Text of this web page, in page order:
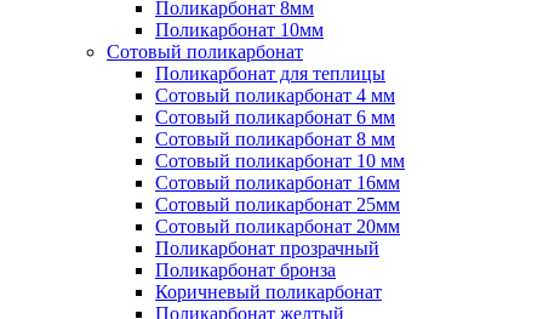
Поликарбонат 8мм
Поликарбонат 10мм
Сотовый поликарбонат
Поликарбонат для теплицы
Сотовый поликарбонат 4 мм
Сотовый поликарбонат 6 мм
Сотовый поликарбонат 8 мм
Сотовый поликарбонат 10 мм
Сотовый поликарбонат 16мм
Сотовый поликарбонат 25мм
Сотовый поликарбонат 20мм
Поликарбонат прозрачный
Поликарбонат бронза
Коричневый поликарбонат
Поликарбонат желтый